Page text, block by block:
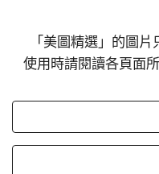
「美圖精選」的圖
使用時請閱讀各頁面